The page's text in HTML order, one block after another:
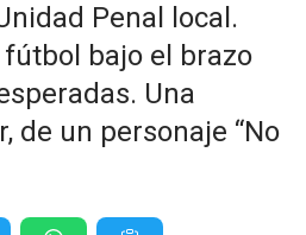
Penal local.
bajo el brazo
Una
de un personaje “No